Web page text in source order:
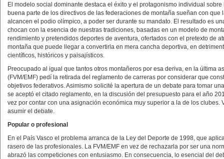
El modelo social dominante destaca el éxito y el protagonismo individual
buena parte de los directivos de las federaciones de montaña sueñan con
alcancen el podio olímpico, a poder ser durante su mandato. El resultado es
chocan con la esencia de nuestras tradiciones, basadas en un modelo de
rendimiento y pretendidos deportes de aventura, ofertados con el pretexto de
montaña que puede llegar a convertirla en mera cancha deportiva, en
científicos, históricos y paisajísticos.
Preocupado al igual que tantos otros montañeros por esa deriva, en la última
(FVM/EMF) pedí la retirada del reglamento de carreras por considerar que
objetivos federativos. Asimismo solicité la apertura de un debate para tomar
se aceptó el citado reglamento, en la discusión del presupuesto para el año
vez por contar con una asignación económica muy superior a la de los
asumir el debate.
Popular o profesional
En el País Vasco el problema arranca de la Ley del Deporte de 1998, que
rasero de las profesionales. La FVM/EMF en vez de rechazarla por ser una
abrazó las competiciones con entusiasmo. En consecuencia, lo esencial del